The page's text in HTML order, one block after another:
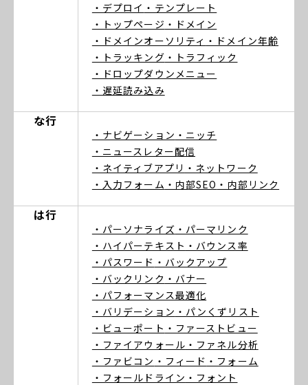
・デプロイ ・テンプレート
・トップページ ・ドメイン
・ドメインオーソリティ ・ドメイン年齢
・トラッキング ・トラフィック
・ドロップダウンメニュー
・遅延読み込み
な行
・ナビゲーション ・ニッチ
・ニュースレター配信
・ネイティブアプリ ・ネットワーク
・入力フォーム ・内部SEO ・内部リンク
は行
・パーソナライズ ・パーマリンク
・ハイパーテキスト ・バウンス率
・パスワード ・バックアップ
・バックリンク ・バナー
・パフォーマンス最適化
・バリデーション ・パンくずリスト
・ビューポート ・ファーストビュー
・ファイアウォール ・ファネル分析
・ファビコン ・フィード ・フォーム
・フォールドライン ・フォント